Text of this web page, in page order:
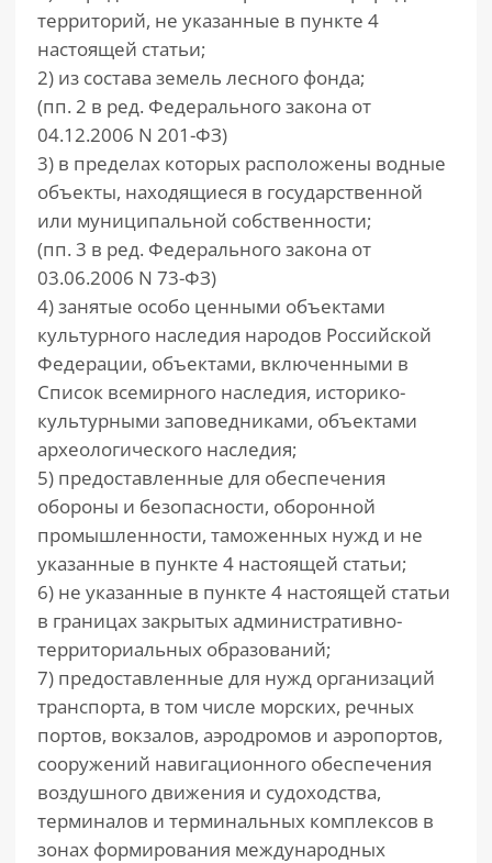
территорий, не указанные в пункте 4
настоящей статьи;
2) из состава земель лесного фонда;
(пп. 2 в ред. Федерального закона от
04.12.2006 N 201-ФЗ)
3) в пределах которых расположены водные
объекты, находящиеся в государственной
или муниципальной собственности;
(пп. 3 в ред. Федерального закона от
03.06.2006 N 73-ФЗ)
4) занятые особо ценными объектами
культурного наследия народов Российской
Федерации, объектами, включенными в
Список всемирного наследия, историко-
культурными заповедниками, объектами
археологического наследия;
5) предоставленные для обеспечения
обороны и безопасности, оборонной
промышленности, таможенных нужд и не
указанные в пункте 4 настоящей статьи;
6) не указанные в пункте 4 настоящей статьи
в границах закрытых административно-
территориальных образований;
7) предоставленные для нужд организаций
транспорта, в том числе морских, речных
портов, вокзалов, аэродромов и аэропортов,
сооружений навигационного обеспечения
воздушного движения и судоходства,
терминалов и терминальных комплексов в
зонах формирования международных